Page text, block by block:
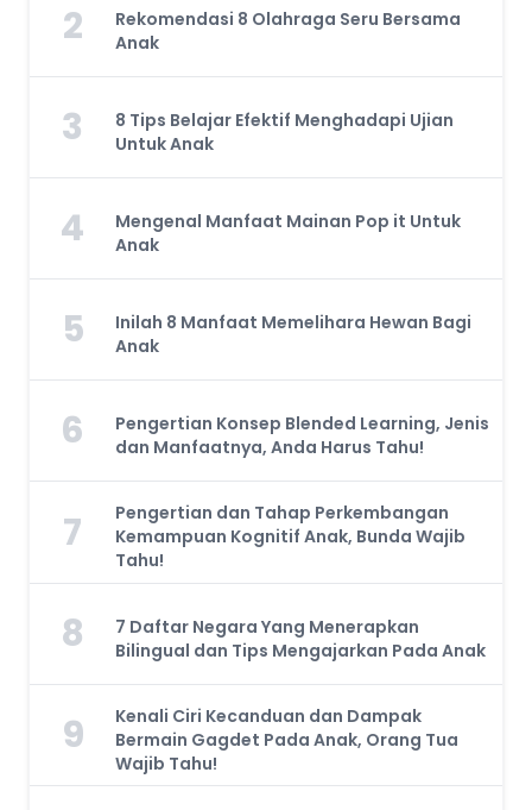
2
Rekomendasi 8 Olahraga Seru Bersama
Anak
3
8 Tips Belajar Efektif Menghadapi Ujian
Untuk Anak
4
Mengenal Manfaat Mainan Pop it Untuk
Anak
5
Inilah 8 Manfaat Memelihara Hewan Bagi
Anak
6
Pengertian Konsep Blended Learning, Jenis
dan Manfaatnya, Anda Harus Tahu!
7
Pengertian dan Tahap Perkembangan
Kemampuan Kognitif Anak, Bunda Wajib
Tahu!
8
7 Daftar Negara Yang Menerapkan
Bilingual dan Tips Mengajarkan Pada Anak
9
Kenali Ciri Kecanduan dan Dampak
Bermain Gagdet Pada Anak, Orang Tua
Wajib Tahu!